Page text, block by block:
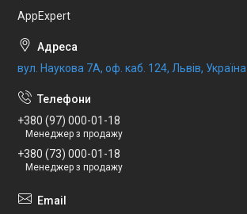
AppExpert
вул. Наукова 7А, оф. каб. 124, Львів, Україна
+380 (97) 000-01-18
Менеджер з продажу
+380 (73) 000-01-18
Менеджер з продажу